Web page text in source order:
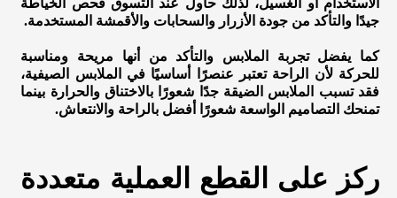
الاستخدام أو الغسيل، لذلك حاول عند التسوق فحص الخياطة
جيدًا والتأكد من جودة الأزرار والسحابات والأقمشة المستخدمة.
كما يفضل تجربة الملابس والتأكد من أنها مريحة ومناسبة
للحركة لأن الراحة تعتبر عنصرًا أساسيًا في الملابس الصيفية،
فقد تسبب الملابس الضيقة جدًا شعورًا بالاختناق والحرارة بينما
تمنحك التصاميم الواسعة شعورًا أفضل بالراحة والانتعاش.
ركز على القطع العملية متعددة